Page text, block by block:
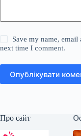
Save my name,
next time I comment.
Опублікувати
Про сайт